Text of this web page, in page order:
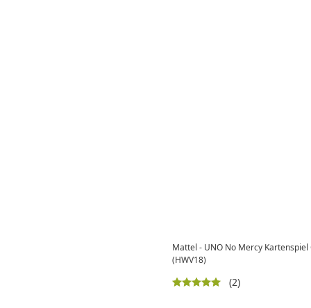
Mattel - UNO No Mercy
(HWV18)
(2)